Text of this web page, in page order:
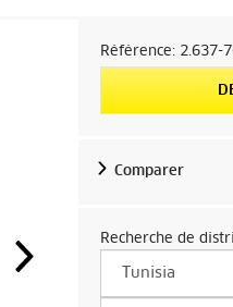
Référence: 2.637-
Comparer
Recherche de